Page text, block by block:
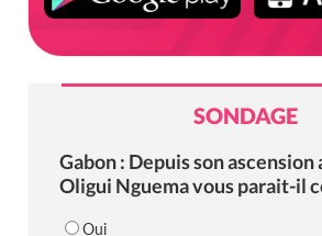
SONDAGE
Gabon : Depuis son ascension
Oligui Nguema vous parait-il
Oui